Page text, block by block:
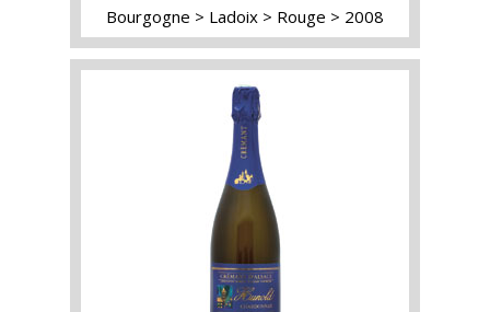
Bourgogne Ladoix Rouge 2008